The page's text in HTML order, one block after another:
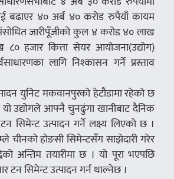
बढाएर ४० अर्ब ४० करोड रुपैयाँ कायम
जारीपूँजीको कुल ४ करोड ४० लाख
८० हजार कित्ता सेयर आयोजना(उद्योग)
लागि निश्कासन गर्ने प्रस्ताव
युनिट मकवानपुरको हेटौडामा रहेको छ
यो उद्योगले आफ्नै चुनढुंगा खानीबाट दैनिक
सिमेन्ट उत्पादन गर्ने लक्ष्य लिएको छ ।
चीनको होङसी सिमेन्टसँग साझेदारी गरेर
अन्तिम तयारीमा छ । यो पूरा भएपछि
टन सिमेन्ट उत्पादन गर्न थाल्नेछ ।